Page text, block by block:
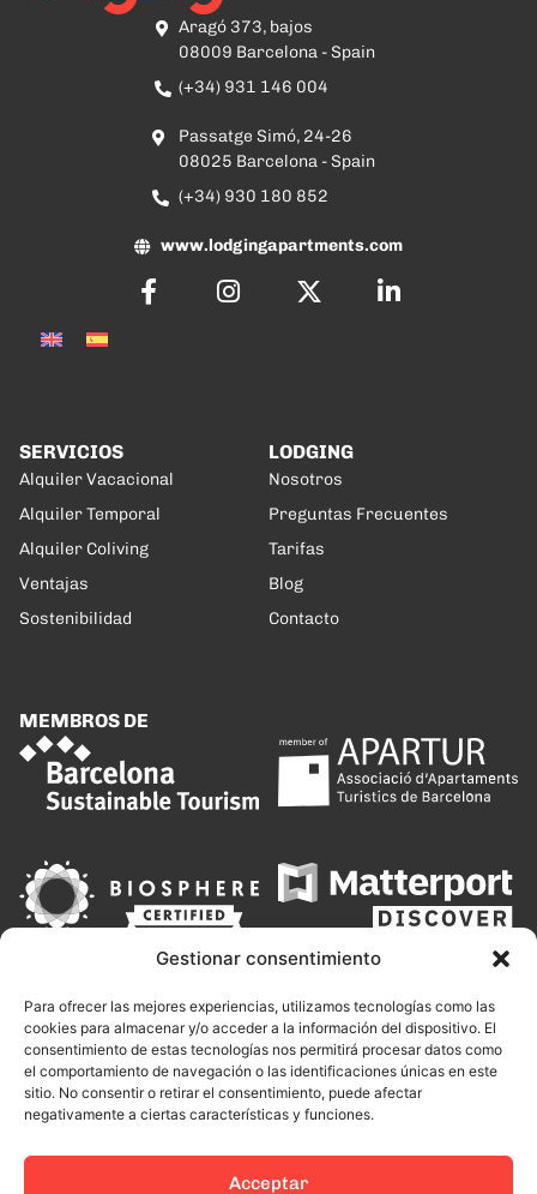
Gestionar consentimiento
Para ofrecer las mejores experiencias, utilizamos tecnologías como las
cookies para almacenar y/o acceder a la información del dispositivo. El
consentimiento de estas tecnologías nos permitirá procesar datos como
el comportamiento de navegación o las identificaciones únicas en este
sitio. No consentir o retirar el consentimiento, puede afectar
negativamente a ciertas características y funciones.
Acceptar
Aragó 373, bajos
08009 Barcelona - Spain
(+34) 931 146 004
Passatge Simó, 24-26
08025 Barcelona - Spain
(+34) 930 180 852
www.lodgingapartments.com
SERVICIOS
Alquiler Vacacional
Alquiler Temporal
Alquiler Coliving
Ventajas
Sostenibilidad
LODGING
Nosotros
Preguntas Frecuentes
Tarifas
Blog
Contacto
MEMBROS DE